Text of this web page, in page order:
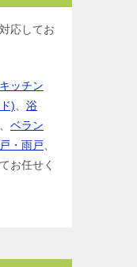
応してお
キッチン
)
浴
ベラン
・雨戸
お任せく